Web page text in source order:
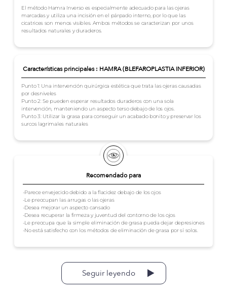
Recomendado para
-Parece envejecido debido a la flacidez debajo de los ojos
-Le preocupan las arrugas o las ojeras
-Desea mejorar un aspecto cansado
-Desea recuperar la firmeza y juventud del contorno de los ojos
-Le preocupa que la simple eliminación de grasa pueda dejar depresiones
-No está satisfecho con los métodos de eliminación de grasa por sí solos.
El método Hamra Inverso es especialmente adecuado para las ojeras
marcadas y utiliza una incisión en el párpado interno, por lo que las
cicatrices son menos visibles. Ambos métodos se caracterizan por unos
resultados naturales y duraderos.
Características principales : HAMRA (BLEFAROPLASTIA INFERIOR)
Punto 1: Una intervención quirúrgica estética que trata las ojeras causadas
por desniveles
Punto 2: Se pueden esperar resultados duraderos con una sola
intervención, manteniendo un aspecto terso debajo de los ojos.
Punto 3: Utilizar la grasa para conseguir un acabado bonito y preservar los
surcos lagrimales naturales
Seguir leyendo